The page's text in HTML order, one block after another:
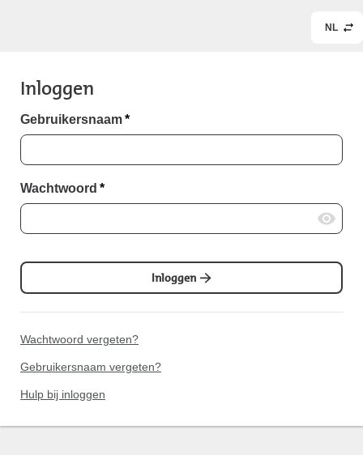
NL
Inloggen
Gebruikersnaam*
Wachtwoord *
Inloggen
Wachtwoord vergeten?
Gebruikersnaam vergeten?
Hulp bij inloggen